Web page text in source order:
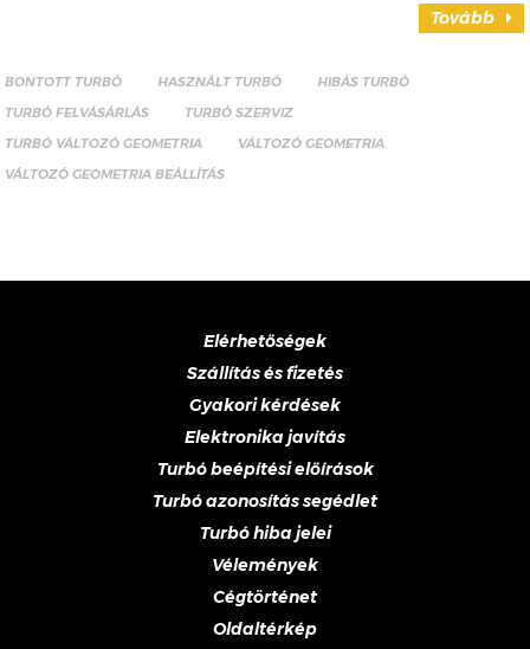
Tovább
BONTOTT TURBÓ HASZNÁLT TURBÓ
HIBÁS TURBÓ
TURBÓ FELVÁSÁRLÁS
TURBÓ SZERVIZ
TURBÓ VÁLTOZÓ GEOMETRIA
VÁLTOZÓ GEOMETRIA
VÁLTOZÓ GEOMETRIA BEÁLLÍTÁS
Elérhetőségek
Szállítás és fizetés
Gyakori kérdések
Elektronika javítás
Turbó beépítési előírások
Turbó azonosítás segédlet
Turbó hiba jelei
Vélemények
Cégtörténet
Oldaltérkép